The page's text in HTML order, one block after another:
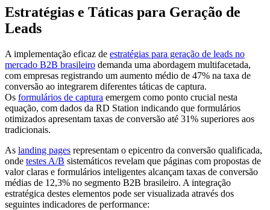
Estratégias e Táticas para Geração de
Leads
A implementação eficaz de estratégias para geração de leads no
mercado B2B brasileiro demanda uma abordagem multifacetada,
com empresas registrando um aumento médio de 47% na taxa de
conversão ao integrarem diferentes táticas de captura.
Os formulários de captura emergem como ponto crucial nesta
equação, com dados da RD Station indicando que formulários
otimizados apresentam taxas de conversão até 31% superiores aos
tradicionais.
As landing pages representam o epicentro da conversão qualificada,
onde testes A/B sistemáticos revelam que páginas com propostas de
valor claras e formulários inteligentes alcançam taxas de conversão
médias de 12,3% no segmento B2B brasileiro. A integração
estratégica destes elementos pode ser visualizada através dos
seguintes indicadores de performance: